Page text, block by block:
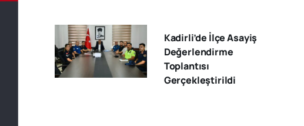
Kadirli’de İlçe Asayiş
Değerlendirme
Toplantısı
Gerçekleştirildi